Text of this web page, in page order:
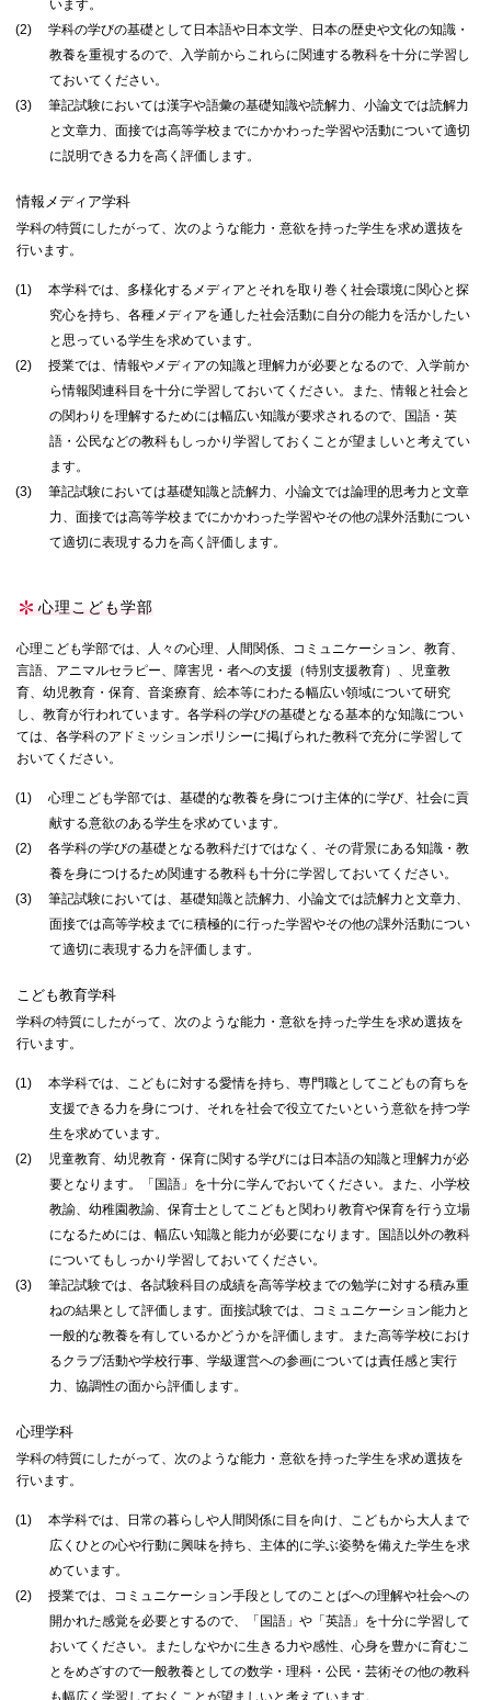
います。
(2)
学科の学びの基礎として日本語や日本文学、日本の歴史や文化の知識・
教養を重視するので、入学前からこれらに関連する教科を十分に学習し
ておいてください。
(3)
筆記試験においては漢字や語彙の基礎知識や読解力、小論文では読解力
と文章力、面接では高等学校までにかかわった学習や活動について適切
に説明できる力を高く評価します。
情報メディア学科
学科の特質にしたがって、次のような能力・意欲を持った学生を求め選抜を
行います。
(1)
本学科では、多様化するメディアとそれを取り巻く社会環境に関心と探
究心を持ち、各種メディアを通した社会活動に自分の能力を活かしたい
と思っている学生を求めています。
(2)
授業では、情報やメディアの知識と理解力が必要となるので、入学前か
ら情報関連科目を十分に学習しておいてください。また、情報と社会と
の関わりを理解するためには幅広い知識が要求されるので、国語・英
語・公民などの教科もしっかり学習しておくことが望ましいと考えてい
ます。
(3)
筆記試験においては基礎知識と読解力、小論文では論理的思考力と文章
力、面接では高等学校までにかかわった学習やその他の課外活動につい
て適切に表現する力を高く評価します。
心理こども学部
心理こども学部では、人々の心理、人間関係、コミュニケーション、教育、
言語、アニマルセラピー、障害児・者への支援（特別支援教育）、児童教
育、幼児教育・保育、音楽療育、絵本等にわたる幅広い領域について研究
し、教育が行われています。各学科の学びの基礎となる基本的な知識につい
ては、各学科のアドミッションポリシーに掲げられた教科で充分に学習して
おいてください。
(1)
心理こども学部では、基礎的な教養を身につけ主体的に学び、社会に貢
献する意欲のある学生を求めています。
(2)
各学科の学びの基礎となる教科だけではなく、その背景にある知識・教
養を身につけるため関連する教科も十分に学習しておいてください。
(3)
筆記試験においては、基礎知識と読解力、小論文では読解力と文章力、
面接では高等学校までに積極的に行った学習やその他の課外活動につい
て適切に表現する力を評価します。
こども教育学科
学科の特質にしたがって、次のような能力・意欲を持った学生を求め選抜を
行います。
(1)
本学科では、こどもに対する愛情を持ち、専門職としてこどもの育ちを
支援できる力を身につけ、それを社会で役立てたいという意欲を持つ学
生を求めています。
(2)
児童教育、幼児教育・保育に関する学びには日本語の知識と理解力が必
要となります。「国語」を十分に学んでおいてください。また、小学校
教諭、幼稚園教諭、保育士としてこどもと関わり教育や保育を行う立場
になるためには、幅広い知識と能力が必要になります。国語以外の教科
についてもしっかり学習しておいてください。
(3)
筆記試験では、各試験科目の成績を高等学校までの勉学に対する積み重
ねの結果として評価します。面接試験では、コミュニケーション能力と
一般的な教養を有しているかどうかを評価します。また高等学校におけ
るクラブ活動や学校行事、学級運営への参画については責任感と実行
力、協調性の面から評価します。
心理学科
学科の特質にしたがって、次のような能力・意欲を持った学生を求め選抜を
行います。
(1)
本学科では、日常の暮らしや人間関係に目を向け、こどもから大人まで
広くひとの心や行動に興味を持ち、主体的に学ぶ姿勢を備えた学生を求
めています。
(2)
授業では、コミュニケーション手段としてのことばへの理解や社会への
開かれた感覚を必要とするので、「国語」や「英語」を十分に学習して
おいてください。またしなやかに生きる力や感性、心身を豊かに育むこ
とをめざすので一般教養としての数学・理科・公民・芸術その他の教科
も幅広く学習しておくことが望ましいと考えています。